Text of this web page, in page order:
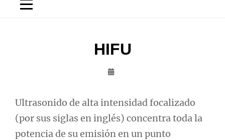
HIFU
Ultrasonido de alta intensidad focalizado
(por sus siglas en inglés) concentra toda la
potencia de su emisión en un punto